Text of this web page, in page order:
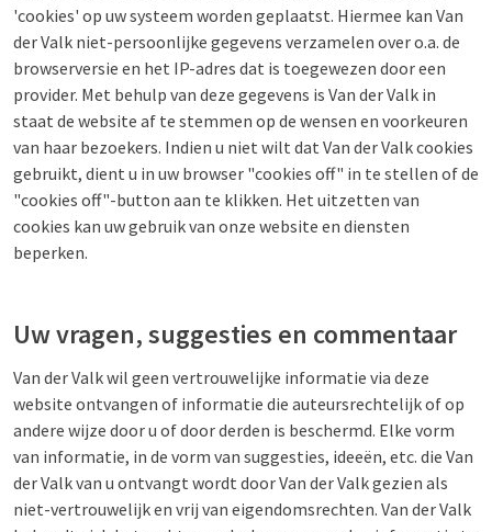
'cookies' op uw systeem worden geplaatst. Hiermee kan Van
der Valk niet-persoonlijke gegevens verzamelen over o.a. de
browserversie en het IP-adres dat is toegewezen door een
provider. Met behulp van deze gegevens is Van der Valk in
staat de website af te stemmen op de wensen en voorkeuren
van haar bezoekers. Indien u niet wilt dat Van der Valk cookies
gebruikt, dient u in uw browser "cookies off" in te stellen of de
"cookies off"-button aan te klikken. Het uitzetten van
cookies kan uw gebruik van onze website en diensten
beperken.
Uw vragen, suggesties en commentaar
Van der Valk wil geen vertrouwelijke informatie via deze
website ontvangen of informatie die auteursrechtelijk of op
andere wijze door u of door derden is beschermd. Elke vorm
van informatie, in de vorm van suggesties, ideeën, etc. die Van
der Valk van u ontvangt wordt door Van der Valk gezien als
niet-vertrouwelijk en vrij van eigendomsrechten. Van der Valk